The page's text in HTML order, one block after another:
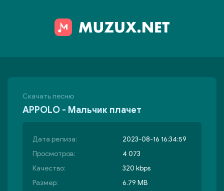
Скачать песню
APPOLO - Мальчик плачет
Дата релиза:
2023-08-16 16:34:59
Просмотров:
4 073
Качество:
320 kbps
Размер:
6.79 MB